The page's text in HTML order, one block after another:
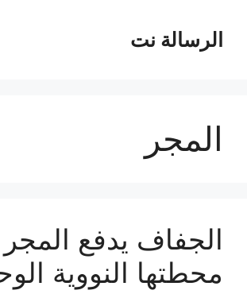
المحتوىالرسالة نت
المجر
الجفاف يدفع المجر
محطتها النووية